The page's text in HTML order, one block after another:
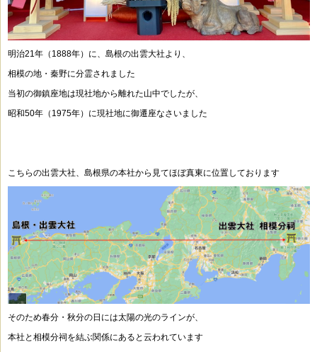
明治21年（1888年）に、島根の出雲大社より、
相模の地・秦野に分霊されました
当初の御鎮座地は現社地から離れた山中でしたが、
昭和50年（1975年）に現社地に御遷座なさいました
こちらの出雲大社、島根県の本社から見てほぼ真東に位置しております
そのため春分・秋分の日には太陽の光のラインが、
本社と相模分祠を結ぶ関係にあると云われています